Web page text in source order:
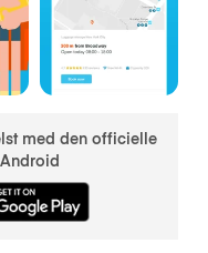
med den officielle